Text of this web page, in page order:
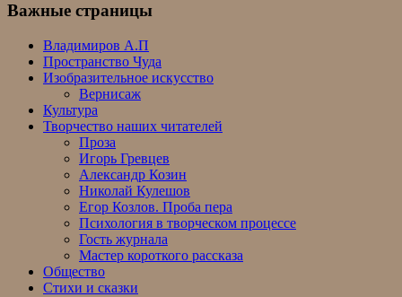
Важные страницы
Владимиров А.П
Пространство Чуда
Изобразительное искусство
Вернисаж
Культура
Творчество наших читателей
Проза
Игорь Гревцев
Александр Козин
Николай Кулешов
Егор Козлов. Проба пера
Психология в творческом процессе
Гость журнала
Мастер короткого рассказа
Общество
Стихи и сказки